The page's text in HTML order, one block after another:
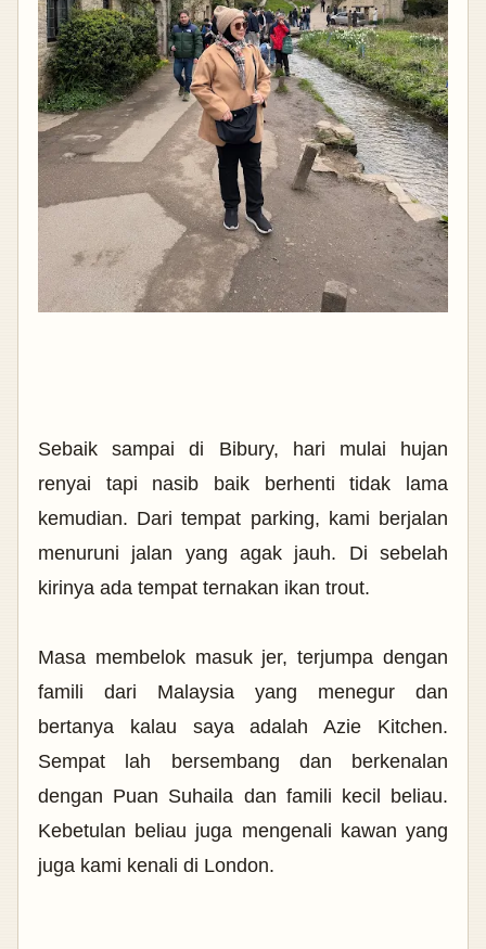
Sebaik sampai di Bibury, hari mulai hujan
renyai tapi nasib baik berhenti tidak lama
kemudian. Dari tempat parking, kami berjalan
menuruni jalan yang agak jauh. Di sebelah
kirinya ada tempat ternakan ikan trout.
Masa membelok masuk jer, terjumpa dengan
famili dari Malaysia yang menegur dan
bertanya kalau saya adalah Azie Kitchen.
Sempat lah bersembang dan berkenalan
dengan Puan Suhaila dan famili kecil beliau.
Kebetulan beliau juga mengenali kawan yang
juga kami kenali di London.